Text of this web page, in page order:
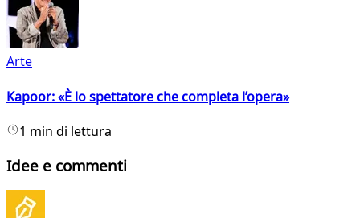
Arte
Kapoor: «È lo spettatore che completa l’opera»
1 min di lettura
Idee e commenti